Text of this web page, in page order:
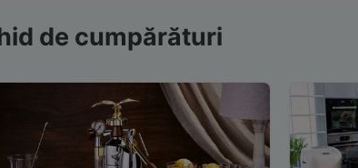
de cumpărături